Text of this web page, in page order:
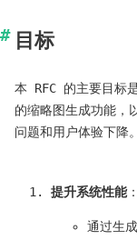
目标
本 RFC 的主要目标
的缩略图生成功能，
问题和用户体验下降
提升系统性能：
通过生